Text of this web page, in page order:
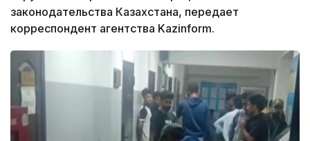
законодательства Казахстана, передает
корреспондент агентства Kazinform.